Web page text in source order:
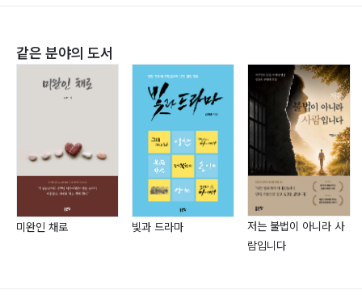
052 우울
053 피부 자아
056 어떤 위로
057 어느 날의 물음
058 공부
059 가시
연인이고 싶다』, 공저 강연집 『명강사의 25시』가 있다.
같은 분야의 도서
미완인 채로 빛과 드라마
저는 불법이 아니라 사
람입니다